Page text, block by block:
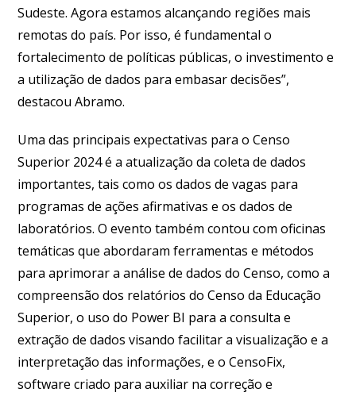
Sudeste. Agora estamos alcançando regiões mais
remotas do país. Por isso, é fundamental o
fortalecimento de políticas públicas, o investimento e
a utilização de dados para embasar decisões”,
destacou Abramo.
Uma das principais expectativas para o Censo
Superior 2024 é a atualização da coleta de dados
importantes, tais como os dados de vagas para
programas de ações afirmativas e os dados de
laboratórios. O evento também contou com oficinas
temáticas que abordaram ferramentas e métodos
para aprimorar a análise de dados do Censo, como a
compreensão dos relatórios do Censo da Educação
Superior, o uso do Power BI para a consulta e
extração de dados visando facilitar a visualização e a
interpretação das informações, e o CensoFix,
software criado para auxiliar na correção e